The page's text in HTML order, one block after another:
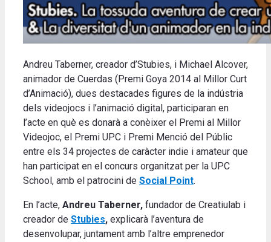
Andreu Taberner, creador d’Stubies, i Michael Alcover,
animador de Cuerdas (Premi Goya 2014 al Millor Curt
d’Animació), dues destacades figures de la indústria
dels videojocs i l’animació digital, participaran en
l’acte en què es donarà a conèixer el Premi al Millor
Videojoc, el Premi UPC i Premi Menció del Públic
entre els 34 projectes de caràcter indie i amateur que
han participat en el concurs organitzat per la UPC
School, amb el patrocini de Social Point.
En l’acte, Andreu Taberner, fundador de Creatiulab i
creador de Stubies, explicarà l’aventura de
desenvolupar, juntament amb l’altre emprenedor